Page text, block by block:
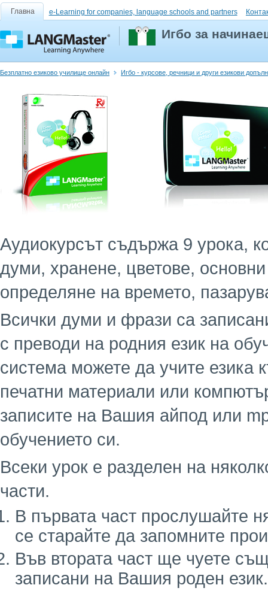
Главна e-Learning for companies, language schools and partners
Игбо за
Безплатно езиково училище онлайн Игбо - курсове, речници и други езикови
Аудиокурсът съдържа 9 урока,
думи, хранене, цветове,
определяне на времето,
Всички думи и фрази са
с преводи на родния език на
система можете да учите езика
печатни материали или
записите на Вашия айпод или
обучението си.
Всеки урок е разделен на
части.
В първата част прослушайте
се старайте да запомните
Във втората част ще чуете
записани на Вашия роден език.